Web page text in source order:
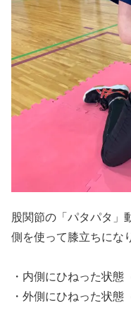
股関節の「パタパタ」
側を使って膝立ちにな
・内側にひねった状態
・外側にひねった状態